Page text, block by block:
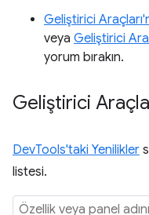
Geliştirici
veya Geliştirici
yorum bırakın.
Geliştirici
DevTools'taki Yenilikler
listesi.